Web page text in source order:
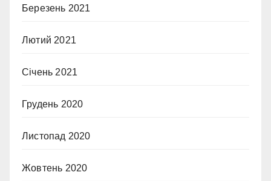
Березень 2021
Лютий 2021
Січень 2021
Грудень 2020
Листопад 2020
Жовтень 2020